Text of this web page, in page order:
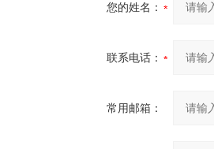
您的姓名：
联系电话：
常用邮箱：